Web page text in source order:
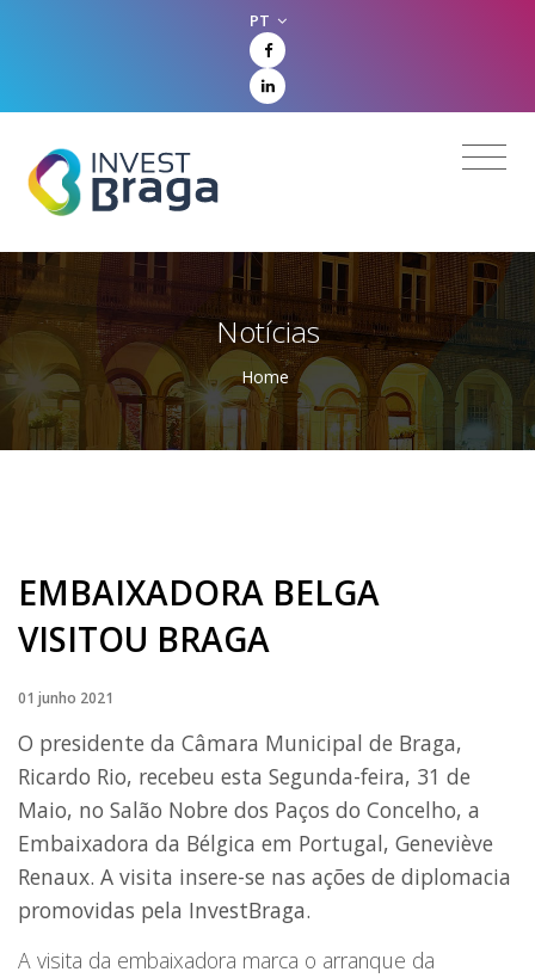
PT
Notícias
Home
EMBAIXADORA BELGA
VISITOU BRAGA
01 junho 2021
O presidente da Câmara Municipal de Braga,
Ricardo Rio, recebeu esta Segunda-feira, 31 de
Maio, no Salão Nobre dos Paços do Concelho, a
Embaixadora da Bélgica em Portugal, Geneviève
Renaux. A visita insere-se nas ações de diplomacia
promovidas pela InvestBraga.
A visita da embaixadora marca o arranque da